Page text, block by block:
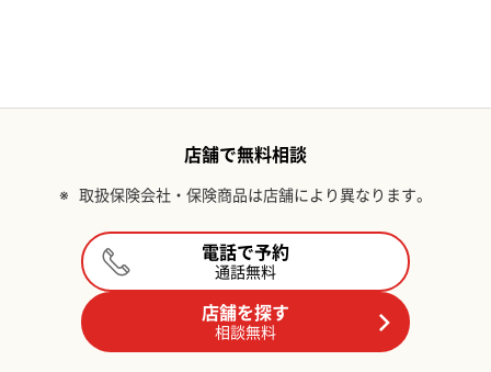
店舗で無料相談
※ 取扱保険会社・保険商品は店舗により異なります。
電話で予約
通話無料
店舗を探す
相談無料